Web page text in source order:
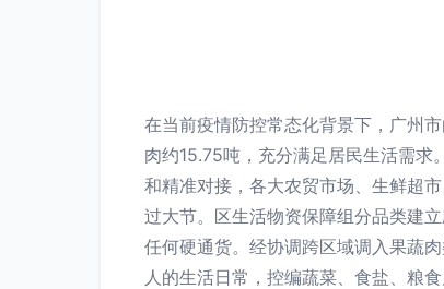
在当前疫情防控常态化背景下，广州
肉约15.75吨，充分满足居民生活需
和精准对接，各大农贸市场、生鲜超
过大节。区生活物资保障组分品类建
任何硬通货。经协调跨区域调入果蔬
人的生活日常，控编蔬菜、食盐、粮